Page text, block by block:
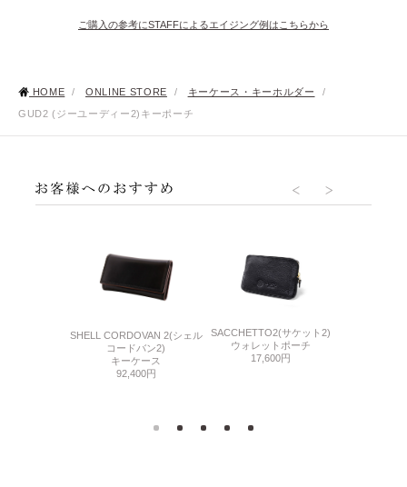
ご購入の参考にSTAFFによるエイジング例はこちらから
HOME / ONLINE STORE / キーケース・キーホルダー
/
GUD2 (ジーユーディー2)キーポーチ
SHELL CORDOVAN 2(シェル
コードバン2)
キーケース
92,400円
SACCHETTO2(サケット2)
ウォレットポーチ
17,600円